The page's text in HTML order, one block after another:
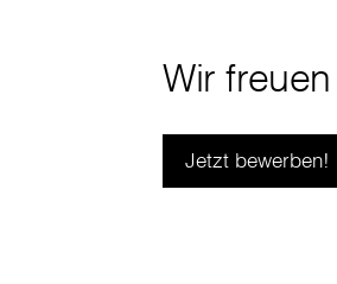
Wir
Jetzt bewerben!